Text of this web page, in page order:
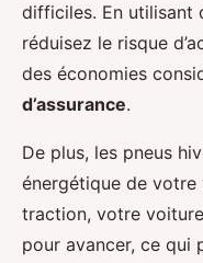
difficiles. En utilisant
réduisez le risque
des économies
d’assurance.
De plus, les pneus
énergétique de votre
traction, votre
pour avancer, ce qui